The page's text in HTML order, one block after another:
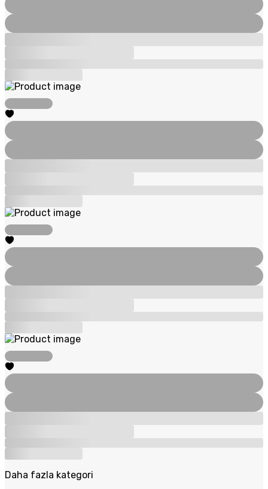
Daha fazla kategori